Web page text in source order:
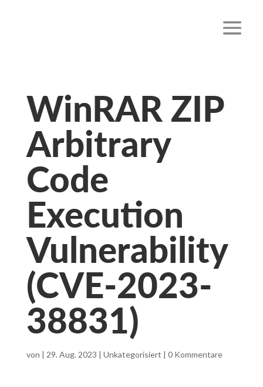
WinRAR ZIP
Arbitrary
Code
Execution
Vulnerability
(CVE-2023-
38831)
von | 29. Aug. 2023 | Unkategorisiert | 0 Kommentare